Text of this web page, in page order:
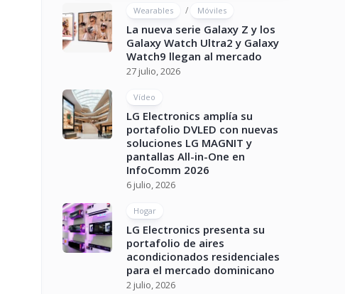
Wearables / Móviles
La nueva serie Galaxy Z y los
Galaxy Watch Ultra2 y Galaxy
Watch9 llegan al mercado
27 julio, 2026
Vídeo
LG Electronics amplía su
portafolio DVLED con nuevas
soluciones LG MAGNIT y
pantallas All-in-One en
InfoComm 2026
6 julio, 2026
Hogar
LG Electronics presenta su
portafolio de aires
acondicionados residenciales
para el mercado dominicano
2 julio, 2026